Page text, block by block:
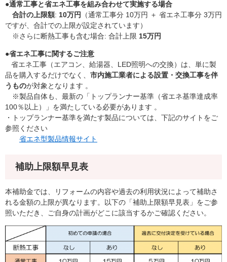
●通常工事と省エネ工事を組み合わせて実施する場合
合計の上限額: 10万円 （通常工事分 10万円 ＋ 省エネ工事分 3万円
ですが、合計での上限が設定されています）
※さらに断熱工事も含む場合: 合計上限 15万円
●省エネ工事に関するご注意
省エネ工事（エアコン、給湯器、LED照明への交換）は、単に製
品を購入するだけでなく、 市内施工業者による設置・交換工事を伴
うものが対象となります 。
※製品自体も、最新の「トップランナー基準（省エネ基準達成率
100％以上）」を満たしている必要があります 。
・トップランナー基準を満たす製品については、下記のサイトをご
参照ください
省エネ型製品情報サイト
補助上限額早見表
本補助金では、リフォームの内容や過去の利用状況によって補助さ
れる金額の上限が異なります。以下の「補助上限額早見表」をご参
照いただき、ご自身の計画がどこに該当するかご確認ください。​